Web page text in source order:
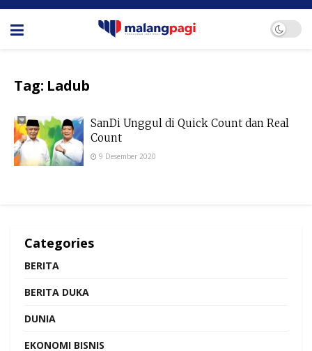
Tag: Ladub
SanDi Unggul di Quick Count dan Real
Count
9 Desember 2020
Categories
BERITA
BERITA DUKA
DUNIA
EKONOMI BISNIS